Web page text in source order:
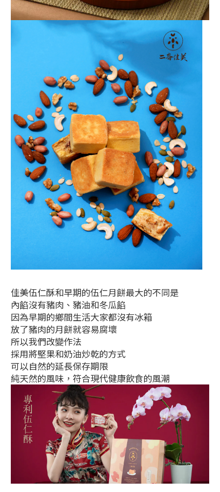
佳美伍仁酥和早期的伍仁月餅最大的不同是
內餡沒有豬肉、豬油和冬瓜餡
因為早期的鄉間生活大家都沒有冰箱
放了豬肉的月餅就容易腐壞
所以我們改變作法
採用將堅果和奶油炒乾的方式
可以自然的延長保存期限
純天然的風味，符合現代健康飲食的風潮